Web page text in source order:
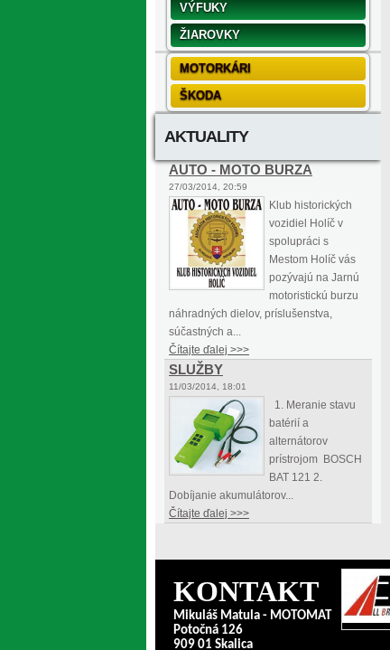
VÝFUKY
ŽIAROVKY
MOTORKÁRI
ŠKODA
AKTUALITY
AUTO - MOTO BURZA
27/03/2014, 20:59
Klub historických
vozidiel Holíč v
spolupráci s
Mestom Holíč vás
pozývajú na Jarnú
motoristickú burzu
náhradných dielov, príslušenstva,
súčastných a...
Čítajte ďalej >>>
SLUŽBY
11/03/2014, 18:01
1. Meranie stavu
batérií a
alternátorov
prístrojom BOSCH
BAT 121 2.
Dobíjanie akumulátorov...
Čítajte ďalej >>>
KONTAKT
Mikuláš Matula - MOTOMAT
Potočná 126
909 01 Skalica